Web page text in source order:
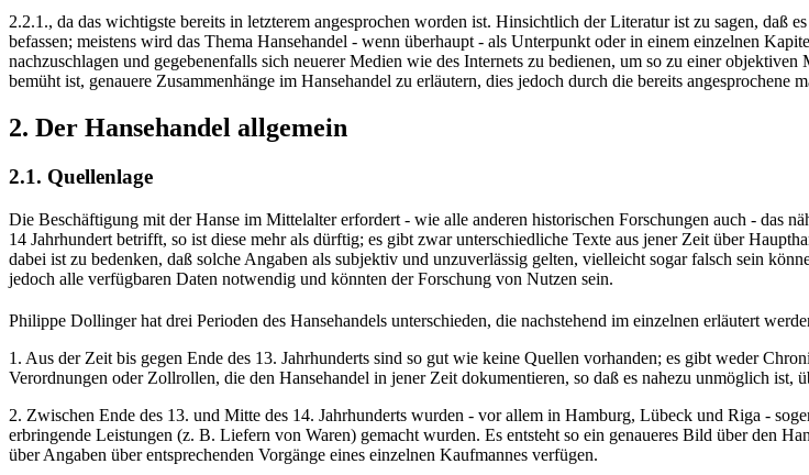
2.2.1., da das wichtigste bereits in letzterem angesprochen worden ist. Hinsichtlich der Literatur ist zu sagen, daß
befassen; meistens wird das Thema Hansehandel - wenn überhaupt - als Unterpunkt oder in einem einzelnen
nachzuschlagen und gegebenenfalls sich neuerer Medien wie des Internets zu bedienen, um so zu einer
bemüht ist, genauere Zusammenhänge im Hansehandel zu erläutern, dies jedoch durch die bereits angesprochene
2. Der Hansehandel allgemein
2.1. Quellenlage
Die Beschäftigung mit der Hanse im Mittelalter erfordert - wie alle anderen historischen Forschungen auch - das
14 Jahrhundert betrifft, so ist diese mehr als dürftig; es gibt zwar unterschiedliche Texte aus jener Zeit über
dabei ist zu bedenken, daß solche Angaben als subjektiv und unzuverlässig gelten, vielleicht sogar falsch sein
jedoch alle verfügbaren Daten notwendig und könnten der Forschung von Nutzen sein.
Philippe Dollinger hat drei Perioden des Hansehandels unterschieden, die nachstehend im einzelnen erläutert
1. Aus der Zeit bis gegen Ende des 13. Jahrhunderts sind so gut wie keine Quellen vorhanden; es gibt weder
Verordnungen oder Zollrollen, die den Hansehandel in jener Zeit dokumentieren, so daß es nahezu unmöglich ist,
2. Zwischen Ende des 13. und Mitte des 14. Jahrhunderts wurden - vor allem in Hamburg, Lübeck und Riga -
erbringende Leistungen (z. B. Liefern von Waren) gemacht wurden. Es entsteht so ein genaueres Bild über den
über Angaben über entsprechenden Vorgänge eines einzelnen Kaufmannes verfügen.